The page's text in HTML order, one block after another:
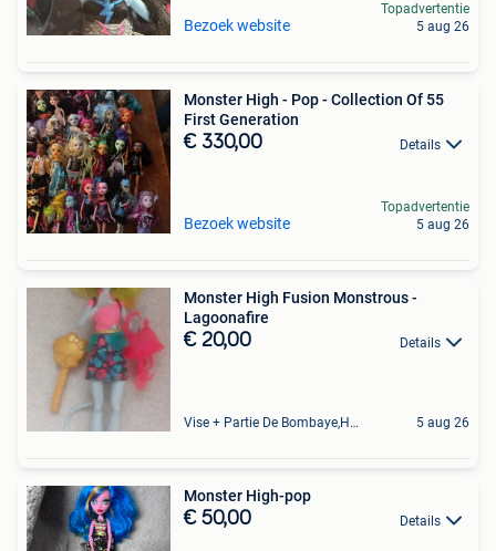
Bezoek website
Topadvertentie
5 aug 26
Monster High - Pop - Collection Of 55
First Generation
€ 330,00 Details
Bezoek website
Topadvertentie
5 aug 26
Monster High Fusion Monstrous -
Lagoonafire
€ 20,00 Details
Vise + Partie De Bombaye,Hac- Court, Hermalle-Ss-Argenteau 5 aug 26
Monster High-pop
€ 50,00 Details